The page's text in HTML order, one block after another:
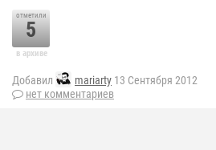
отметили
5
в архиве
Добавил mariarty 13 Сентября 2012
нет комментариев